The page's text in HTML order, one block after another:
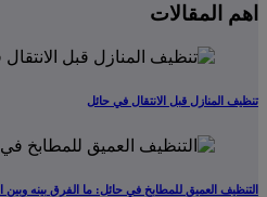
اهم المقالات
تنظيف المنازل قبل الانتقال في حائل
التنظيف العميق للمطابخ في حائل: ما الفرق بينه وبين